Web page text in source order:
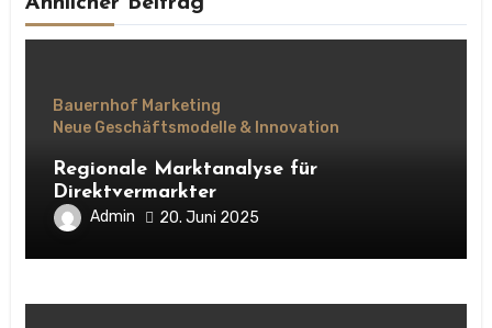
Bauernhof Marketing
Neue Geschäftsmodelle & Innovation
Regionale Marktanalyse für
Direktvermarkter
Admin 20. Juni 2025